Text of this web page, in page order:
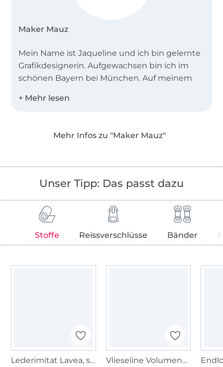
Maker Mauz
Mein Name ist Jaqueline und ich bin gelernte
Grafikdesignerin. Aufgewachsen bin ich im
schönen Bayern bei München. Auf meinem
Thema Nähen. Von kleinen selbstgenähten
Schritt-für-Schritt Tutorials ist alles geboten.
dazu gibt es hier.
Ausführliche Videos dazu finden Sie auf ihrem
YouTube Kanal
youtube.com/c/makermauzsewing
Mehr Infos zu "Maker Mauz"
Unser Tipp: Das passt dazu
Stoffe Reissverschlüsse Bänder
Lederimitat Lavea, schwarz Vlieseline Volumenvlies H640